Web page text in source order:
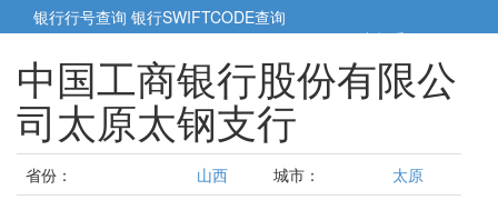
银行行号查询 银行SWIFTCODE查询
5cm小帮手5cm.cn
中国工商银行股份有限公
司太原太钢支行
省份： 山西 城市：
太原